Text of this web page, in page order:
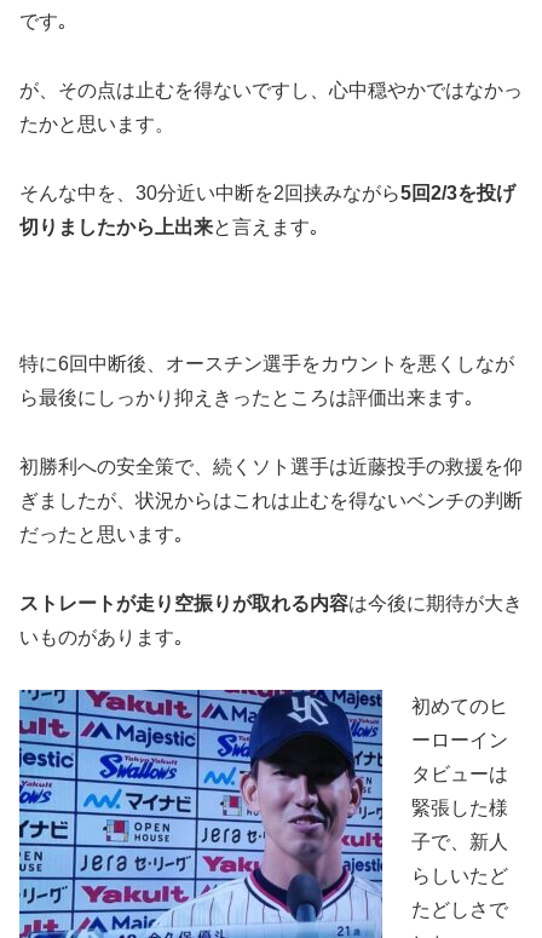
です｡
が、その点は止むを得ないですし、心中穏やかではなかっ
たかと思います。
そんな中を、30分近い中断を2回挟みながら5回2/3を投げ
切りましたから上出来と言えます｡
特に6回中断後、オースチン選手をカウントを悪くしなが
ら最後にしっかり抑えきったところは評価出来ます｡
初勝利への安全策で、続くソト選手は近藤投手の救援を仰
ぎましたが、状況からはこれは止むを得ないベンチの判断
だったと思います｡
ストレートが走り空振りが取れる内容は今後に期待が大き
いものがあります｡
初めてのヒ
ーローイン
タビューは
緊張した様
子で、新人
らしいたど
たどしさで